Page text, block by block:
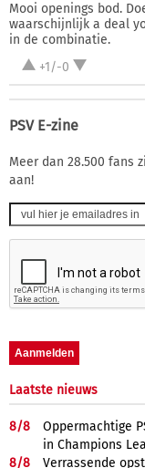
Mooi openings bod.
waarschijnlijk a deal
in de combinatie.
+1/-0
PSV E-zine
Meer dan 28.500 fans
aan!
Laatste nieuws
8/8
Oppermachtige
in Champions
8/8
Verrassende